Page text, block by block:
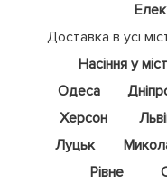
Доставка в усі
Насіння у
Одеса
Херсон
Луцьк
Рівне